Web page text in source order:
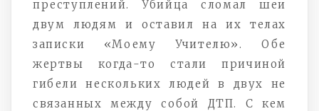
преступлений. Убийца сломал шеи
двум людям и оставил на их телах
записки «Моему Учителю». Обе
жертвы когда-то стали причиной
гибели нескольких людей в двух не
связанных между собой ДТП. С кем